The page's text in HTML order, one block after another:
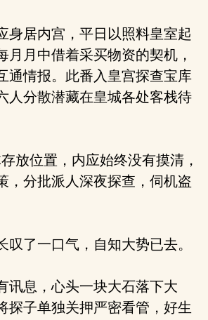
居内宫，平日以照料皇室起
月月中借着采买物资的契机，
通情报。此番入皇宫探查宝库
人分散潜藏在皇城各处客栈待
放位置，内应始终没有摸清，
，分批派人深夜探查，伺机盗
了一口气，自知大势已去。
息，心头一块大石落下大
探子单独关押严密看管，好生